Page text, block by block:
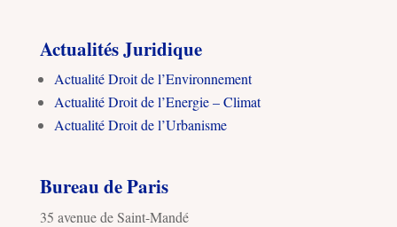
Actualités Juridique
Actualité Droit de l’Environnement
Actualité Droit de l’Energie – Climat
Actualité Droit de l’Urbanisme
Bureau de Paris
35 avenue de Saint-Mandé